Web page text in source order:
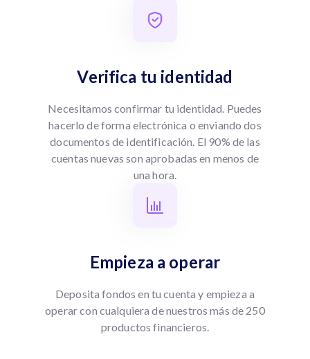
Verifica tu identidad
Necesitamos confirmar tu identidad. Puedes
hacerlo de forma electrónica o enviando dos
documentos de identificación. El 90% de las
cuentas nuevas son aprobadas en menos de
una hora.
Empieza a operar
Deposita fondos en tu cuenta y empieza a
operar con cualquiera de nuestros más de 250
productos financieros.